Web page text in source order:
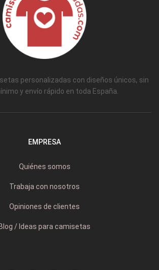
personalizadas con diseños únicos, sin
y envío rápido en toda España.
EMPRESA
Quiénes somos
Trabaja con nosotros
Opiniones de clientes
Blog / Ideas para camisetas